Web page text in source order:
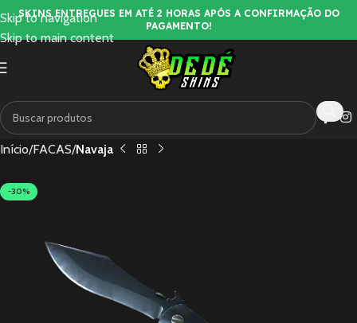
Skip to navigation
Skip to main content
SKINS ENTREGUES EM ATÉ 2 HORAS APÓS A CONFIRMAÇÃO DO
PAGAMENTO!
Início FACAS Navaja
-30%